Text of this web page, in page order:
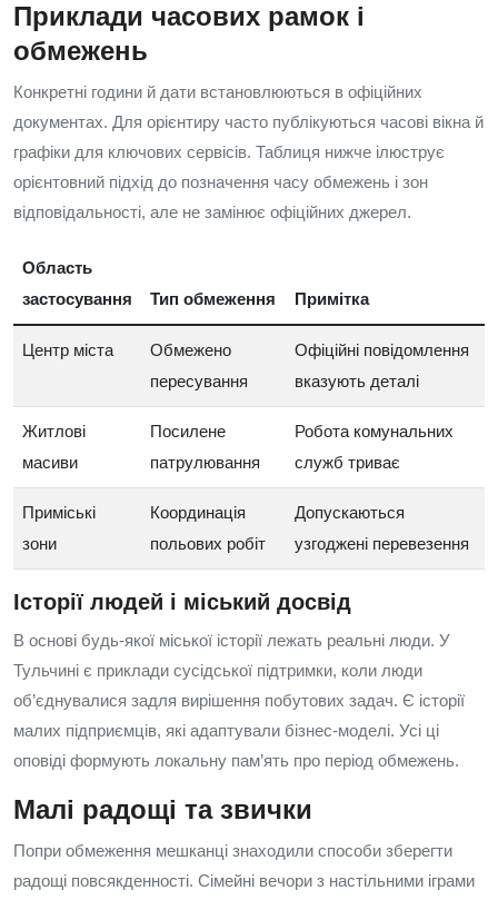
Приклади часових рамок і
обмежень
Конкретні години й дати встановлюються в офіційних
документах. Для орієнтиру часто публікуються часові вікна й
графіки для ключових сервісів. Таблиця нижче ілюструє
орієнтовний підхід до позначення часу обмежень і зон
відповідальності, але не замінює офіційних джерел.
Область
застосування
Тип обмеження Примітка
Центр міста
Обмежено
пересування
Офіційні повідомлення
вказують деталі
Житлові
масиви
Посилене
патрулювання
Робота комунальних
служб триває
Приміські
зони
Координація
польових робіт
Допускаються
узгоджені перевезення
Історії людей і міський досвід
В основі будь‑якої міської історії лежать реальні люди. У
Тульчині є приклади сусідської підтримки, коли люди
об’єднувалися задля вирішення побутових задач. Є історії
малих підприємців, які адаптували бізнес‑моделі. Усі ці
оповіді формують локальну пам’ять про період обмежень.
Малі радощі та звички
Попри обмеження мешканці знаходили способи зберегти
радощі повсякденності. Сімейні вечори з настільними іграми